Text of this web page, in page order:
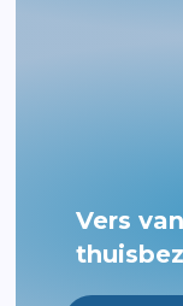
Vers